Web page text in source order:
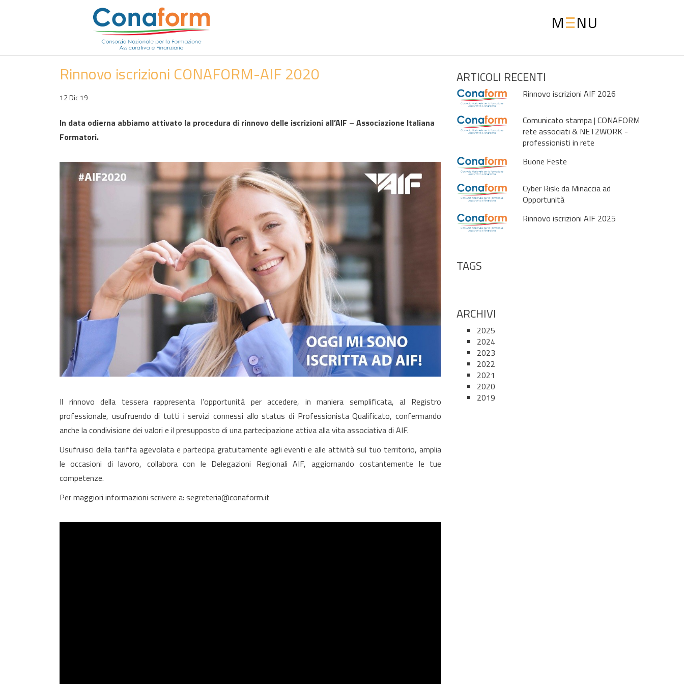
M NU
Rinnovo iscrizioni CONAFORM-AIF 2020
12 Dic 19
In data odierna abbiamo attivato la procedura di rinnovo delle iscrizioni all’AIF – Associazione Italiana
Formatori.
Il rinnovo della tessera rappresenta l’opportunità per accedere, in maniera semplificata, al Registro
professionale, usufruendo di tutti i servizi connessi allo status di Professionista Qualificato, confermando
anche la condivisione dei valori e il presupposto di una partecipazione attiva alla vita associativa di AIF.
Usufruisci della tariffa agevolata e partecipa gratuitamente agli eventi e alle attività sul tuo territorio, amplia
le occasioni di lavoro, collabora con le Delegazioni Regionali AIF, aggiornando costantemente le tue
competenze.
Per maggiori informazioni scrivere a: segreteria@conaform.it
ARTICOLI RECENTI
Rinnovo iscrizioni AIF 2026
Comunicato stampa | CONAFORM
rete associati & NET2WORK -
professionisti in rete
Buone Feste
Cyber Risk: da Minaccia ad
Opportunità
Rinnovo iscrizioni AIF 2025
TAGS
ARCHIVI
2025
2024
2023
2022
2021
2020
2019